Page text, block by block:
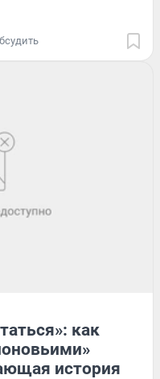
как
история